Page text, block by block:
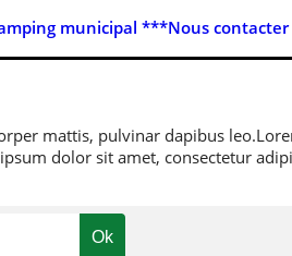
municipal ***Nous contacter
mattis, pulvinar dapibus leo.
dolor sit amet, consectetur